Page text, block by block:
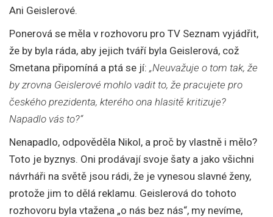
Ani Geislerové.
Ponerová se měla v rozhovoru pro TV Seznam vyjádřit,
že by byla ráda, aby jejich tváří byla Geislerová, což
Smetana připomíná a ptá se jí: „Neuvažuje o tom tak, že
by zrovna Geislerové mohlo vadit to, že pracujete pro
českého prezidenta, kterého ona hlasitě kritizuje?
Napadlo vás to?“
Nenapadlo, odpověděla Nikol, a proč by vlastně i mělo?
Toto je byznys. Oni prodávají svoje šaty a jako všichni
návrháři na světě jsou rádi, že je vynesou slavné ženy,
protože jim to dělá reklamu. Geislerová do tohoto
rozhovoru byla vtažena „o nás bez nás“, my nevíme,